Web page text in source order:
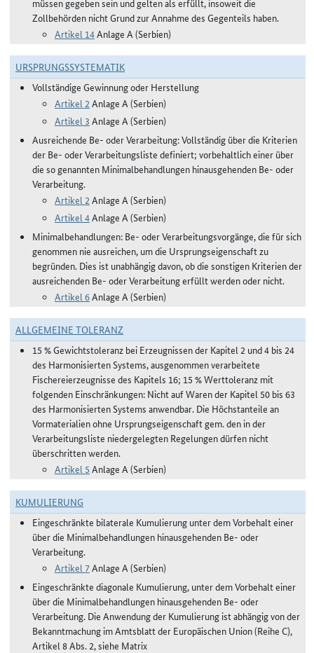
müssen gegeben sein und gelten als erfüllt, insoweit die
Zollbehörden nicht Grund zur Annahme des Gegenteils haben.
Artikel 14Anlage A (Serbien)
URSPRUNGSSYSTEMATIK
Vollständige Gewinnung oder Herstellung
Artikel 2 Anlage A (Serbien)
Artikel 3 Anlage A (Serbien)
Ausreichende Be- oder Verarbeitung: Vollständig über die Kriterien
der Be- oder Verarbeitungsliste definiert; vorbehaltlich einer über
die so genannten Minimalbehandlungen hinausgehenden Be- oder
Verarbeitung.
Artikel 2 Anlage A (Serbien)
Artikel 4Anlage A (Serbien)
Minimalbehandlungen: Be- oder Verarbeitungsvorgänge, die für sich
genommen nie ausreichen, um die Ursprungseigenschaft zu
begründen. Dies ist unabhängig davon, ob die sonstigen Kriterien der
ausreichenden Be- oder Verarbeitung erfüllt werden oder nicht.
Artikel 6Anlage A (Serbien)
ALLGEMEINE TOLERANZ
15 % Gewichtstoleranz bei Erzeugnissen der Kapitel 2 und 4 bis 24
des Harmonisierten Systems, ausgenommen verarbeitete
Fischereierzeugnisse des Kapitels 16; 15 % Werttoleranz mit
folgenden Einschränkungen: Nicht auf Waren der Kapitel 50 bis 63
des Harmonisierten Systems anwendbar. Die Höchstanteile an
Vormaterialien ohne Ursprungseigenschaft gem. den in der
Verarbeitungsliste niedergelegten Regelungen dürfen nicht
überschritten werden.
Artikel 5 Anlage A (Serbien)
KUMULIERUNG
Eingeschränkte bilaterale Kumulierung unter dem Vorbehalt einer
über die Minimalbehandlungen hinausgehenden Be- oder
Verarbeitung.
Artikel 7Anlage A (Serbien)
Eingeschränkte diagonale Kumulierung, unter dem Vorbehalt einer
über die Minimalbehandlungen hinausgehenden Be- oder
Verarbeitung. Die Anwendung der Kumulierung ist abhängig von der
Bekanntmachung im Amtsblatt der Europäischen Union (Reihe C),
Artikel 8 Abs. 2, siehe Matrix